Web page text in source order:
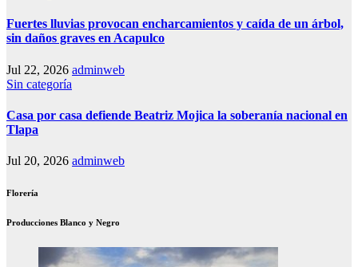
Fuertes lluvias provocan encharcamientos y caída de un árbol,
sin daños graves en Acapulco
Jul 22, 2026 adminweb
Sin categoría
Casa por casa defiende Beatriz Mojica la soberanía nacional en
Tlapa
Jul 20, 2026 adminweb
Florería
Producciones Blanco y Negro